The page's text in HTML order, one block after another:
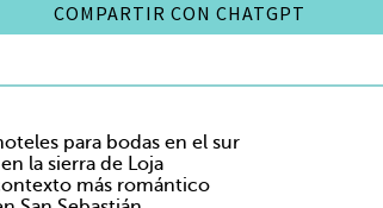
COMPARTIR CON CHATGPT
para bodas en el sur
la sierra de Loja
más romántico